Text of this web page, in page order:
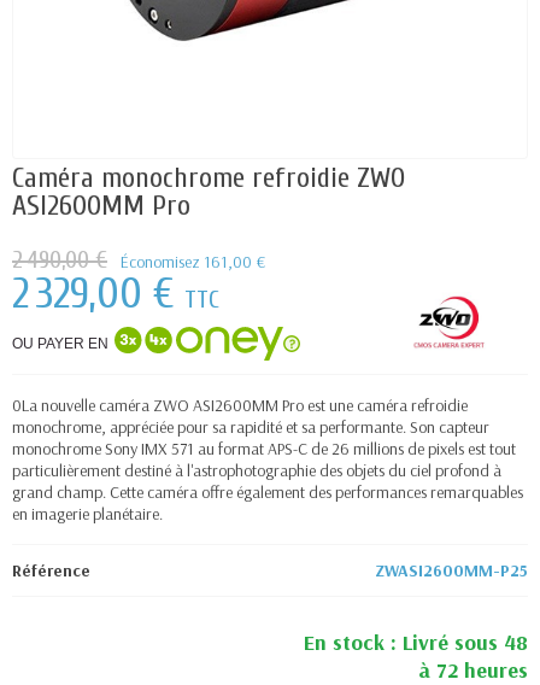
Caméra monochrome refroidie ZWO
ASI2600MM Pro
2 490,00 € Économisez 161,00 €
2 329,00 € TTC
OU PAYER EN
0La nouvelle caméra ZWO ASI2600MM Pro est une caméra refroidie
monochrome, appréciée pour sa rapidité et sa performante. Son capteur
monochrome Sony IMX 571 au format APS-C de 26 millions de pixels est tout
particulièrement destiné à l'astrophotographie des objets du ciel profond à
grand champ. Cette caméra offre également des performances remarquables
en imagerie planétaire.
Référence ZWASI2600MM-P25
En stock : Livré sous 48
à 72 heures